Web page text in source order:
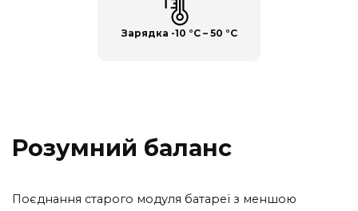
Зарядка -10 °C – 50 °C
Розумний баланс
Поєднання старого модуля батареї з меншою